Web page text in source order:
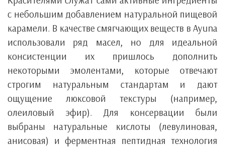
с небольшим добавлением натуральной пищевой
карамели. В качестве смягчающих веществ в Ayuna
использовали ряд масел, но для идеальной
консистенции их пришлось дополнить
некоторыми эмолентами, которые отвечают
строгим натуральным стандартам и дают
ощущение люксовой текстуры (например,
олеиловый эфир). Для консервации были
выбраны натуральные кислоты (левулиновая,
анисовая) и ферментная пептидная технология